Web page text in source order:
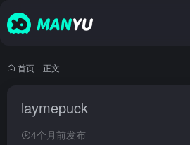
首页 正文
laymepuck
4个月前发布